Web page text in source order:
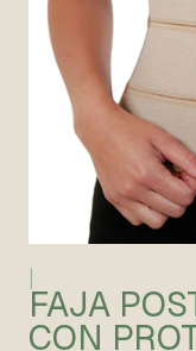
FAJA
CON